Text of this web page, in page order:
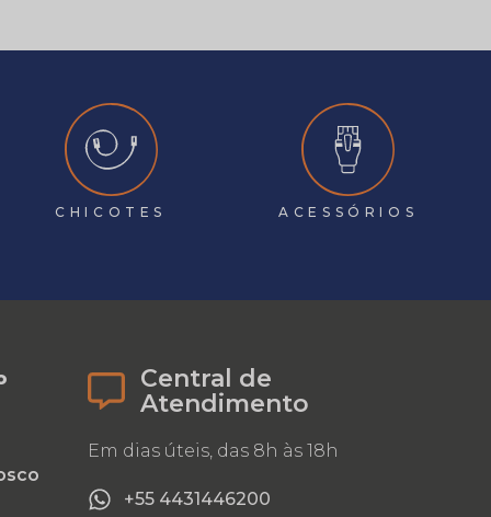
CHICOTES ACESSÓRIOS
Central de
Atendimento
Em dias úteis, das 8h às 18h
+55 4431446200